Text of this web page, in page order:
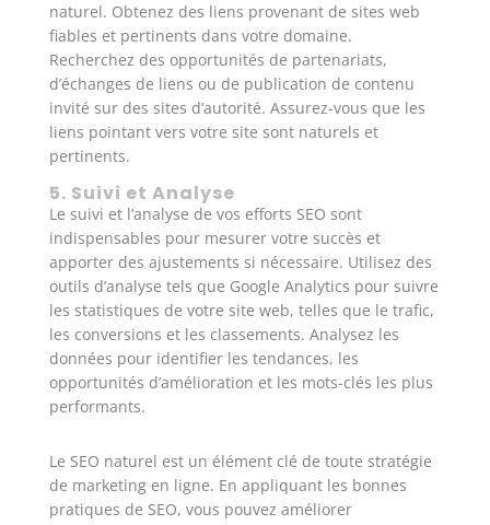
naturel. Obtenez des liens provenant de sites web
fiables et pertinents dans votre domaine.
Recherchez des opportunités de partenariats,
d’échanges de liens ou de publication de contenu
invité sur des sites d’autorité. Assurez-vous que les
liens pointant vers votre site sont naturels et
pertinents.
5. Suivi et Analyse
Le suivi et l’analyse de vos efforts SEO sont
indispensables pour mesurer votre succès et
apporter des ajustements si nécessaire. Utilisez des
outils d’analyse tels que Google Analytics pour suivre
les statistiques de votre site web, telles que le trafic,
les conversions et les classements. Analysez les
données pour identifier les tendances, les
opportunités d’amélioration et les mots-clés les plus
performants.
Le SEO naturel est un élément clé de toute stratégie
de marketing en ligne. En appliquant les bonnes
pratiques de SEO, vous pouvez améliorer